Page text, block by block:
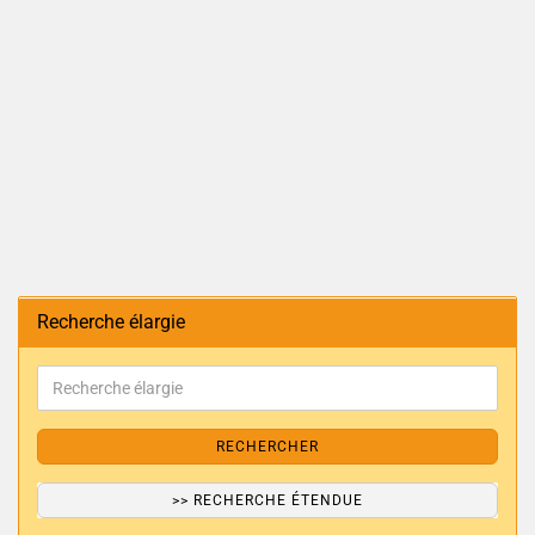
Recherche élargie
RECHERCHER
>> RECHERCHE ÉTENDUE